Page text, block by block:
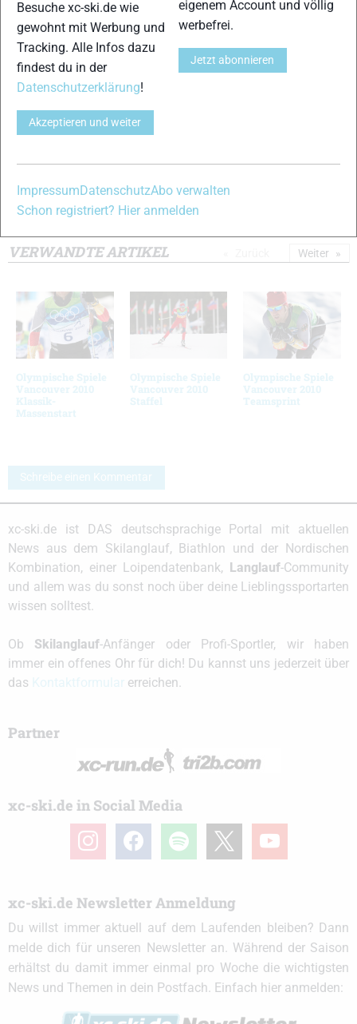
13
VERWANDTE ARTIKEL
Olympische Spiele
Vancouver 2010
Klassik-
Massenstart
Olympische Spiele
Vancouver 2010
Staffel
Olympische Spiele
Vancouver 2010
Teamsprint
Weiter
Schreibe einen Kommentar
xc-ski.de ist DAS deutschsprachige Portal mit aktuellen
News aus dem Skilanglauf, Biathlon und der Nordischen
Kombination, einer Loipendatenbank, Langlauf-Community
und allem was du sonst noch über deine Lieblingssportarten
wissen solltest.
Ob Skilanglauf-Anfänger oder Profi-Sportler, wir haben
immer ein offenes Ohr für dich! Du kannst uns jederzeit über
das
erreichen.
Partner
xc-ski.de in Social Media
instagramfacebook spotify youtube
xc-ski.de Newsletter Anmeldung
Du willst immer aktuell auf dem Laufenden bleiben? Dann
melde dich für unseren Newsletter an. Während der Saison
erhältst du damit immer einmal pro Woche die wichtigsten
News und Themen in dein Postfach. Einfach hier anmelden:
Besuche xc-ski.de wie
gewohnt mit Werbung und
Tracking. Alle Infos dazu
findest du in der
Datenschutzerklärung!
Akzeptieren und weiter
eigenem Account und völlig
werbefrei.
Jetzt abonnieren
ImpressumDatenschutzAbo verwalten
Schon registriert? Hier anmelden